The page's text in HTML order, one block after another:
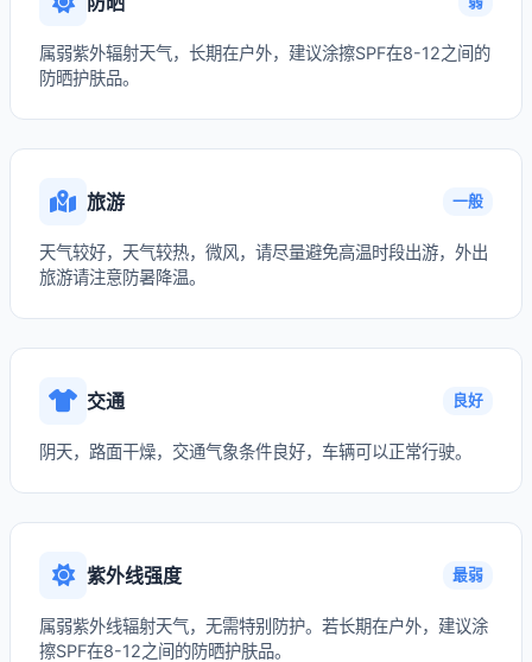
属弱紫外辐射天气，长期在户外，建议涂擦SPF在8-12之间的
防晒护肤品。
旅游 一般
天气较好，天气较热，微风，请尽量避免高温时段出游，外出
旅游请注意防暑降温。
交通 良好
阴天，路面干燥，交通气象条件良好，车辆可以正常行驶。
紫外线强度 最弱
属弱紫外线辐射天气，无需特别防护。若长期在户外，建议涂
擦SPF在8-12之间的防晒护肤品。